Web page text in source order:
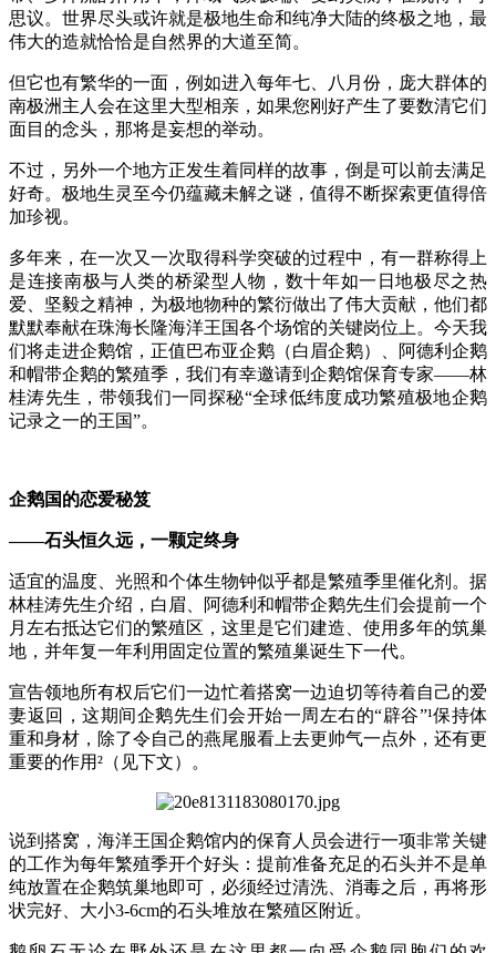
思议。世界尽头或许就是极地生命和纯净大陆的终极之地，最
伟大的造就恰恰是自然界的大道至简。
但它也有繁华的一面，例如进入每年七、八月份，庞大群体的
南极洲主人会在这里大型相亲 ， 如果您刚好产生了要数清它们
面目的念头 ， 那将是妄想的举动。
不过，另外一个地方正发生着同样的故事，倒是可以前去满足
好奇。极地生灵至今仍蕴藏未解之谜，值得不断探索更值得倍
加珍视。
多年来，在一次又一次取得科学突破的过程中，有一群称得上
是连接南极与人类的桥梁型人物，数十年如一日地极尽之热
爱、坚毅之精神，为极地物种的繁衍做出了伟大贡献，他们都
默默奉献在珠海长隆海洋王国各个场馆的关键岗位上。今天我
们将走进企鹅馆，正值巴布亚企鹅（白眉企鹅）、阿德利企鹅
和帽带企鹅的繁殖季，我们有幸邀请到企鹅馆保育专家——林
桂涛先生，带领我们一同探秘“全球低纬度成功繁殖极地企鹅
记录之一的王国”。
企鹅国的恋爱秘笈
——石头恒久远 ， 一颗定终身
适宜的温度、光照和个体生物钟似乎都是繁殖季里催化剂。据
林桂涛先生介绍，白眉、
阿德利和帽带企鹅先生们会提前一个
月 左右抵达它们的繁殖区 ，这里是它们建造、使用多年的筑巢
地，并年复一年利用固定位置的繁殖巢诞生下一代。
宣告领地所有权后它们一边忙着搭窝一边迫切等待着自己的爱
妻返回，这期间企鹅先生们会开始一周左右的“辟谷”¹保持体
重和身材，除了令自己的燕尾服看上去更帅气一点外，还有更
重要的作用² （ 见下文） 。
说到搭窝 ， 海洋王国企鹅馆内的保育人员会进行一项非常关键
的工作为每年繁殖季开个好头 ： 提前准备充足的石头并不是单
纯放置在企鹅筑巢地即可 ，必须经过清洗、消毒之后 ， 再将形
状完好、大小3-6cm的石头堆放在繁殖区附近。